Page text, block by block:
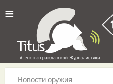
≡
Новости оружия